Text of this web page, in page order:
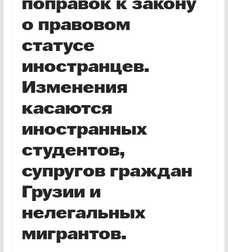
поправок к закону
о правовом
статусе
иностранцев.
Изменения
касаются
иностранных
студентов,
супругов граждан
Грузии и
нелегальных
мигрантов.